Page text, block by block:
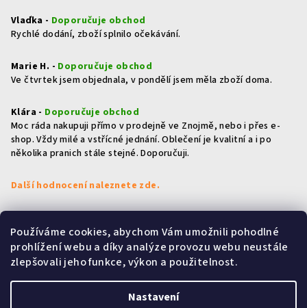
Používáme cookies, abychom Vám umožnili pohodlné
prohlížení webu a díky analýze provozu webu neustále
zlepšovali jeho funkce, výkon a použitelnost.
Nastavení
Vlaďka - Doporučuje obchod
Rychlé dodání, zboží splnilo očekávání.
Marie H. - Doporučuje obchod
Ve čtvrtek jsem objednala, v pondělí jsem měla zboží doma.
Klára - Doporučuje obchod
Moc ráda nakupuji přímo v prodejně ve Znojmě, nebo i přes e-
shop. Vždy milé a vstřícné jednání. Oblečení je kvalitní a i po
několika pranich stále stejné. Doporučuji.
Další hodnocení naleznete zde.
Přijímáme online platby